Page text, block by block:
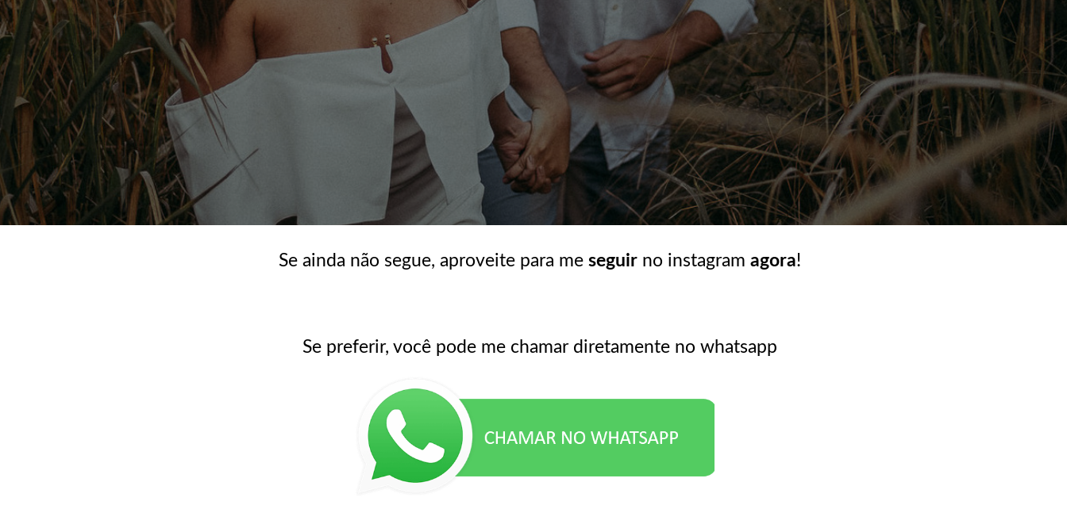
Se ainda não segue, aproveite para me seguir no instagram agora!
Se preferir, você pode me chamar diretamente no whatsapp